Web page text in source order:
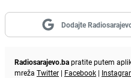
Dodajte
Radiosarajevo.bapratite putem
mreža Twitter | Facebook |